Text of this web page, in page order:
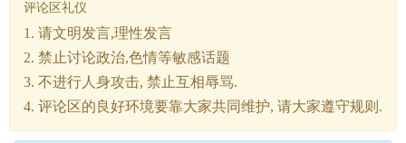
评论区礼仪
1. 请文明发言,理性发言
2. 禁止讨论政治,色情等敏感话题
3. 不进行人身攻击, 禁止互相辱骂.
4. 评论区的良好环境要靠大家共同维护, 请大家遵守规则.